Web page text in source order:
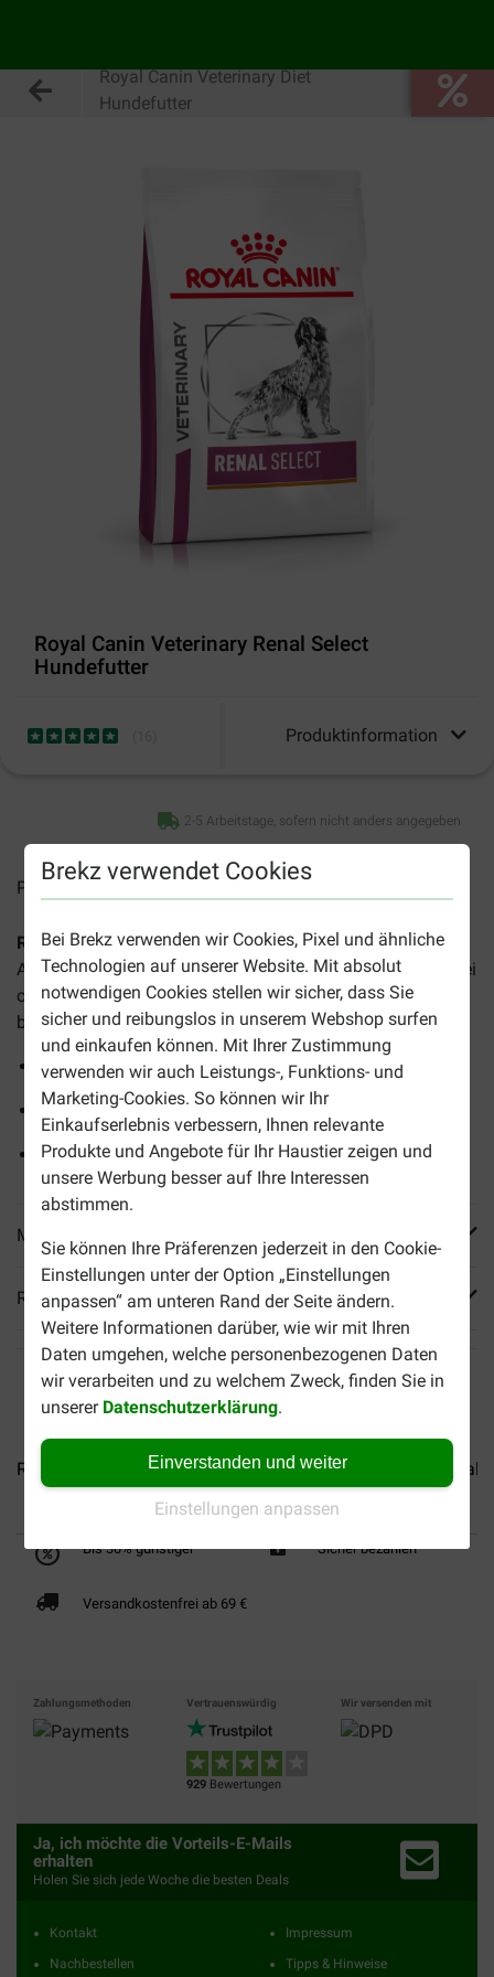
Brekz verwendet Cookies
Bei Brekz verwenden wir Cookies, Pixel und ähnliche
Technologien auf unserer Website. Mit absolut
notwendigen Cookies stellen wir sicher, dass Sie
sicher und reibungslos in unserem Webshop surfen
und einkaufen können. Mit Ihrer Zustimmung
verwenden wir auch Leistungs-, Funktions- und
Marketing-Cookies. So können wir Ihr
Einkaufserlebnis verbessern, Ihnen relevante
Produkte und Angebote für Ihr Haustier zeigen und
unsere Werbung besser auf Ihre Interessen
abstimmen.
Sie können Ihre Präferenzen jederzeit in den Cookie-
Einstellungen unter der Option „Einstellungen
anpassen“ am unteren Rand der Seite ändern.
Weitere Informationen darüber, wie wir mit Ihren
Daten umgehen, welche personenbezogenen Daten
wir verarbeiten und zu welchem Zweck, finden Sie in
unserer Datenschutzerklärung.
Einverstanden und weiter
Einstellungen anpassen
Royal Canin Veterinary Diet
Hundefutter
Royal Canin Veterinary Renal Select
Hundefutter
Produktinformation
2-5 Arbeitstage, sofern nicht anders angegeben
Preise inkl. MwSt zzgl. Versandkosten
Royal Canin Veterinary Renal Select Hundefutterist ein
Alleinfutter für ausgewachsene Hunde aller Rassen, das bei
chronischer oder akuter Niereninsuffizienz Unterstützung
bietet.
Fördert die Nierengesundheit
Regt den Appetit an
Attraktiver Geschmack und angenehme Konsistenz
Mehr Produktinfos
Reviews
Royal Canin Veterinary... Royal Canin Veterinary... Royal
Bis 30% günstiger Sicher bezahlen
Versandkostenfrei ab 69 €
Zahlungsmethoden Vertrauenswürdig
929 Bewertungen
Wir versenden mit
Ja, ich möchte die Vorteils-E-Mails
erhalten
Holen Sie sich jede Woche die besten Deals
Kontakt
Nachbestellen
Impressum
Tipps & Hinweise